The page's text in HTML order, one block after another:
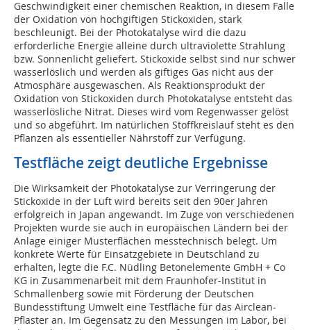
Geschwindigkeit einer chemischen Reaktion, in diesem Falle
der Oxidation von hochgiftigen Stickoxiden, stark
beschleunigt. Bei der Photokatalyse wird die dazu
erforderliche Energie alleine durch ultraviolette Strahlung
bzw. Sonnenlicht geliefert. Stickoxide selbst sind nur schwer
wasserlöslich und werden als giftiges Gas nicht aus der
Atmosphäre ausgewaschen. Als Reaktionsprodukt der
Oxidation von Stickoxiden durch Photokatalyse entsteht das
wasserlösliche Nitrat. Dieses wird vom Regenwasser gelöst
und so abgeführt. Im natürlichen Stoffkreislauf steht es den
Pflanzen als essentieller Nährstoff zur Verfügung.
Testfläche zeigt deutliche Ergebnisse
Die Wirksamkeit der Photokatalyse zur Verringerung der
Stickoxide in der Luft wird bereits seit den 90er Jahren
erfolgreich in Japan angewandt. Im Zuge von verschiedenen
Projekten wurde sie auch in europäischen Ländern bei der
Anlage einiger Musterflächen messtechnisch belegt. Um
konkrete Werte für Einsatzgebiete in Deutschland zu
erhalten, legte die F.C. Nüdling Betonelemente GmbH + Co
KG in Zusammenarbeit mit dem Fraunhofer-Institut in
Schmallenberg sowie mit Förderung der Deutschen
Bundesstiftung Umwelt eine Testfläche für das Airclean-
Pflaster an. Im Gegensatz zu den Messungen im Labor, bei